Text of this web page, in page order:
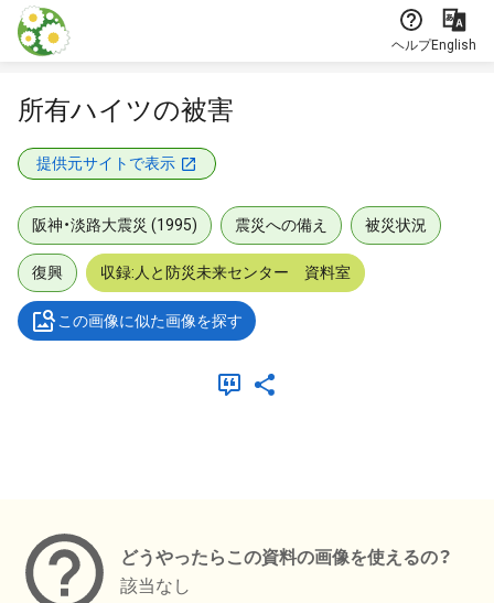
本文に飛ぶ
ヘルプEnglish
所有ハイツの被害
提供元サイトで表示
阪神・淡路大震災 (1995) 震災への備え 被災状況
復興 収録:人と防災未来センター 資料室
この画像に似た画像を探す
どうやったらこの資料の画像を使えるの？
該当なし